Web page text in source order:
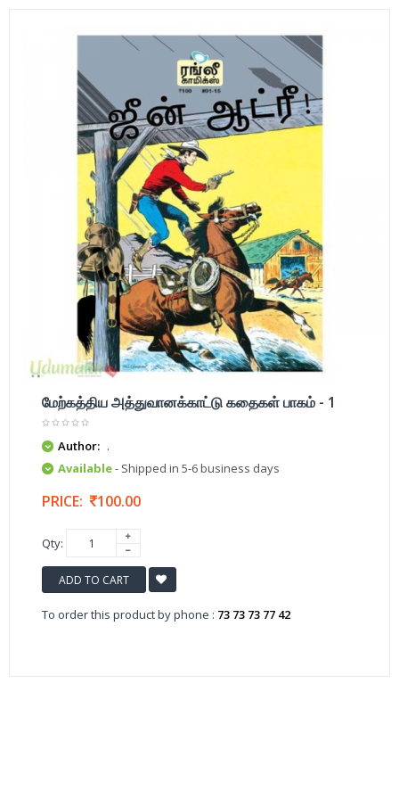
மேற்கத்திய அத்துவானக்காட்டு கதைகள் பாகம் - 1
Author: .
Available- Shipped in 5-6 business days
PRICE: 100.00
Qty:
ADD TO CART
To order this product by phone : 73 73 73 77 42